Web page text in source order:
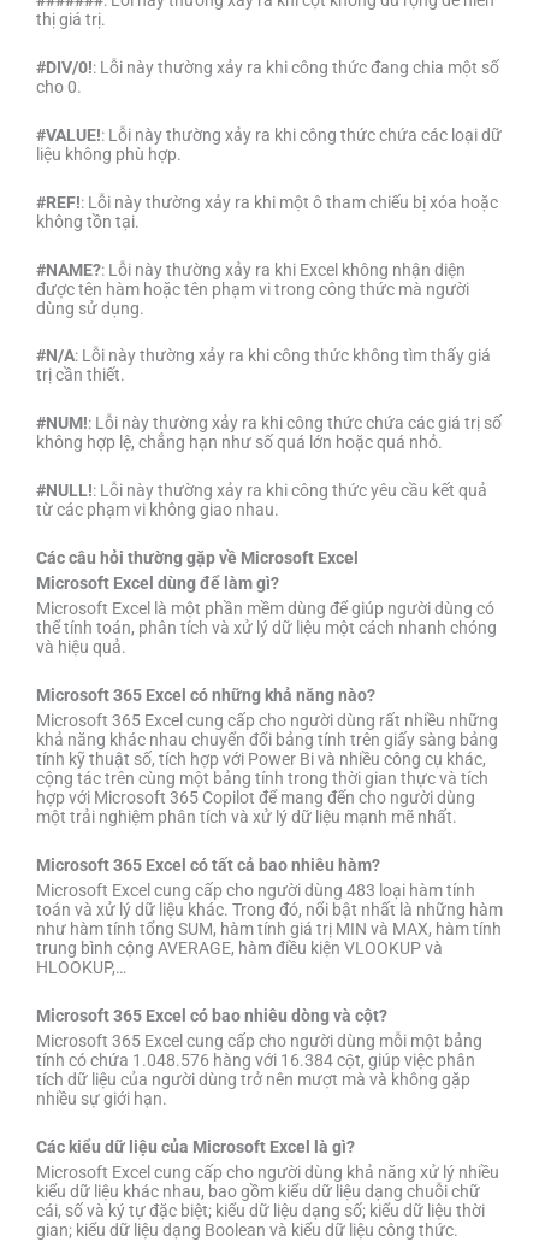
thị giá trị.
#DIV/0!: Lỗi này thường xảy ra khi công thức đang chia một số
cho 0.
#VALUE!: Lỗi này thường xảy ra khi công thức chứa các loại dữ
liệu không phù hợp.
#REF!: Lỗi này thường xảy ra khi một ô tham chiếu bị xóa hoặc
không tồn tại.
#NAME?: Lỗi này thường xảy ra khi Excel không nhận diện
được tên hàm hoặc tên phạm vi trong công thức mà người
dùng sử dụng.
#N/A: Lỗi này thường xảy ra khi công thức không tìm thấy giá
trị cần thiết.
#NUM!: Lỗi này thường xảy ra khi công thức chứa các giá trị số
không hợp lệ, chẳng hạn như số quá lớn hoặc quá nhỏ.
#NULL!: Lỗi này thường xảy ra khi công thức yêu cầu kết quả
từ các phạm vi không giao nhau.
Các câu hỏi thường gặp về Microsoft Excel
Microsoft Excel dùng để làm gì?
Microsoft Excel là một phần mềm dùng để giúp người dùng có
thể tính toán, phân tích và xử lý dữ liệu một cách nhanh chóng
và hiệu quả.
Microsoft 365 Excel có những khả năng nào?
Microsoft 365 Excel cung cấp cho người dùng rất nhiều những
khả năng khác nhau chuyển đổi bảng tính trên giấy sàng bảng
tính kỹ thuật số, tích hợp với Power Bi và nhiều công cụ khác,
cộng tác trên cùng một bảng tính trong thời gian thực và tích
hợp với Microsoft 365 Copilot để mang đến cho người dùng
một trải nghiệm phân tích và xử lý dữ liệu mạnh mẽ nhất.
Microsoft 365 Excel có tất cả bao nhiêu hàm?
Microsoft Excel cung cấp cho người dùng 483 loại hàm tính
toán và xử lý dữ liệu khác. Trong đó, nổi bật nhất là những hàm
như hàm tính tổng SUM, hàm tính giá trị MIN và MAX, hàm tính
trung bình cộng AVERAGE, hàm điều kiện VLOOKUP và
HLOOKUP,…
Microsoft 365 Excel có bao nhiêu dòng và cột?
Microsoft 365 Excel cung cấp cho người dùng mỗi một bảng
tính có chứa 1.048.576 hàng với 16.384 cột, giúp việc phân
tích dữ liệu của người dùng trở nên mượt mà và không gặp
nhiều sự giới hạn.
Các kiểu dữ liệu của Microsoft Excel là gì?
Microsoft Excel cung cấp cho người dùng khả năng xử lý nhiều
kiểu dữ liệu khác nhau, bao gồm kiểu dữ liệu dạng chuỗi chữ
cái, số và ký tự đặc biệt; kiểu dữ liệu dạng số; kiểu dữ liệu thời
gian; kiểu dữ liệu dạng Boolean và kiểu dữ liệu công thức.